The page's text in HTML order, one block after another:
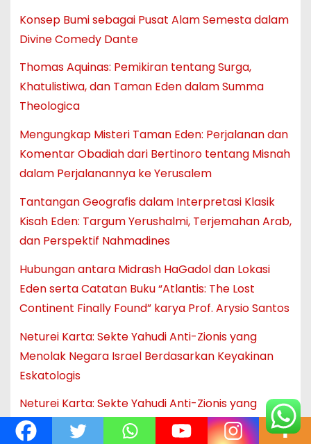
Konsep Bumi sebagai Pusat Alam Semesta dalam
Divine Comedy Dante
Thomas Aquinas: Pemikiran tentang Surga,
Khatulistiwa, dan Taman Eden dalam Summa
Theologica
Mengungkap Misteri Taman Eden: Perjalanan dan
Komentar Obadiah dari Bertinoro tentang Misnah
dalam Perjalanannya ke Yerusalem
Tantangan Geografis dalam Interpretasi Klasik
Kisah Eden: Targum Yerushalmi, Terjemahan Arab,
dan Perspektif Nahmadines
Hubungan antara Midrash HaGadol dan Lokasi
Eden serta Catatan Buku “Atlantis: The Lost
Continent Finally Found” karya Prof. Arysio Santos
Neturei Karta: Sekte Yahudi Anti-Zionis yang
Menolak Negara Israel Berdasarkan Keyakinan
Eskatologis
Neturei Karta: Sekte Yahudi Anti-Zionis yang
Menolak Negara Israel